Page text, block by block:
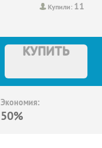
Купили: 11
КУПИТЬ
Экономия:
50%